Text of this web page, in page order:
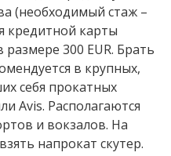
(необходимый стаж –
кредитной карты
размере 300 EUR. Брать
в крупных,
себя прокатных
Avis. Располагаются
и вокзалов. На
напрокат скутер.